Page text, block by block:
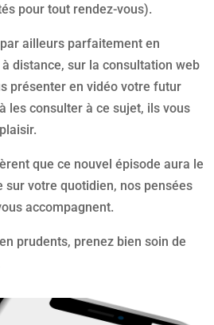
pour tout rendez-vous).
ailleurs parfaitement en
distance, sur la consultation web
présenter en vidéo votre futur
les consulter à ce sujet, ils vous
que ce nouvel épisode aura le
sur votre quotidien, nos pensées
accompagnent.
prudents, prenez bien soin de